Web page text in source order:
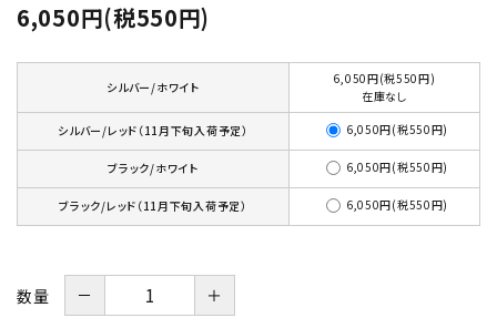
6,050円(税550円)
シルバー/ホワイト
6,050円(税550円)
在庫なし
シルバー/レッド（11月下旬入荷予定） 6,050円(税550円)
ブラック/ホワイト 6,050円(税550円)
ブラック/レッド（11月下旬入荷予定） 6,050円(税550円)
数量 － ＋